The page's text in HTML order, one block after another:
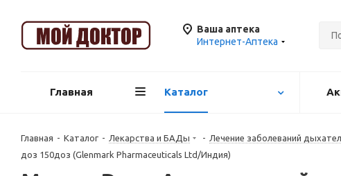
Ваша аптека
Интернет-Аптека
Главная Каталог
Главная - Каталог - Лекарства и БАДы - Лечение заболеваний
доз 150доз (Glenmark Pharmaceuticals Ltd/Индия)